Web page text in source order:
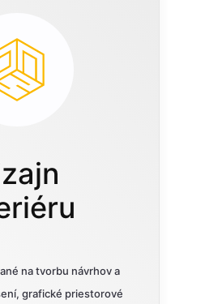
na tvorbu návrhov a
grafické priestorové